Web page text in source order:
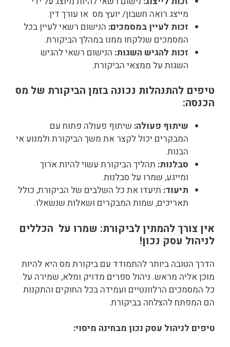
מייצג רואה חשבון/ יועץ מס או עורך דין.
זכות לעיין במסמכים: הנישום רשאי לעיין בכל
המסמכים שנלקחו ממנו במהלך הביקורת.
זכות להגיש השגות: הנישום רשאי להגיש
השגות על ממצאי הביקורת.
טיפים להתנהלות נכונה בזמן הביקורת של מס
הכנסה:
שיתוף פעולה: שיתוף פעולה פתוח עם
המבקרים יכול לקצר את משך הביקורת ולמנוע אי
הבנות.
סבלנות: תהליך הביקורת עשוי להיות ארוך
ומייגע, שמרו על סבלנות.
תיעוד: תיעדו את כל השלבים של הביקורת, כולל
תאריכים, שמות המבקרים ושאלות שנשאלו.
אין צורך להמתין לביקורת: שמרו על הכללים
לניהול עסק נכון!
הדרך הטובה ביותר להתמודד עם ביקורת מס היא להיות
מוכן אליה מראש. ניהול ספרים מדויק ומלא, שמירה על
כל המסמכים הרלוונטיים ועמידה בכל החוקים והתקנות
הם המפתח להצלחה בביקורת.
טיפים לניהול עסק נכון מבחינה מיסוי: